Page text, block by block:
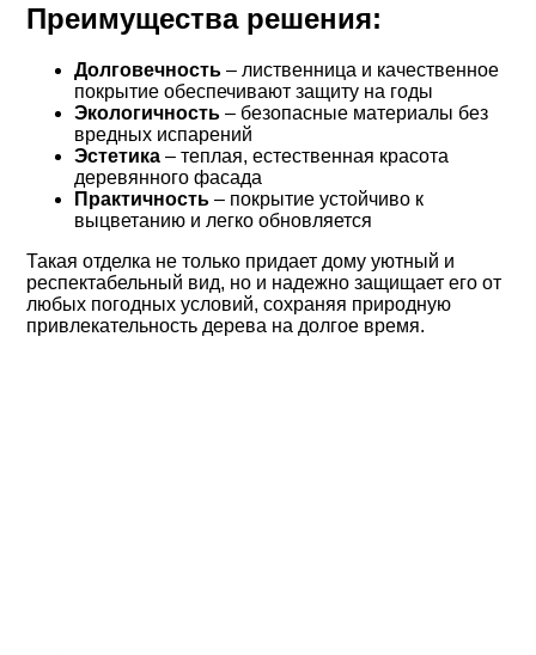
Преимущества решения:
Долговечность – лиственница и качественное
покрытие обеспечивают защиту на годы
Экологичность – безопасные материалы без
вредных испарений
Эстетика – теплая, естественная красота
деревянного фасада
Практичность – покрытие устойчиво к
выцветанию и легко обновляется
Такая отделка не только придает дому уютный и
респектабельный вид, но и надежно защищает его от
любых погодных условий, сохраняя природную
привлекательность дерева на долгое время.